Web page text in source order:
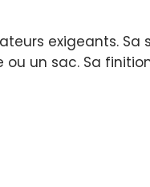
exigeants.
un sac. Sa